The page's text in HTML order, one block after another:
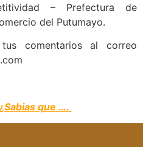
– Prefectura de
del Putumayo.
comentarios al correo
que ….